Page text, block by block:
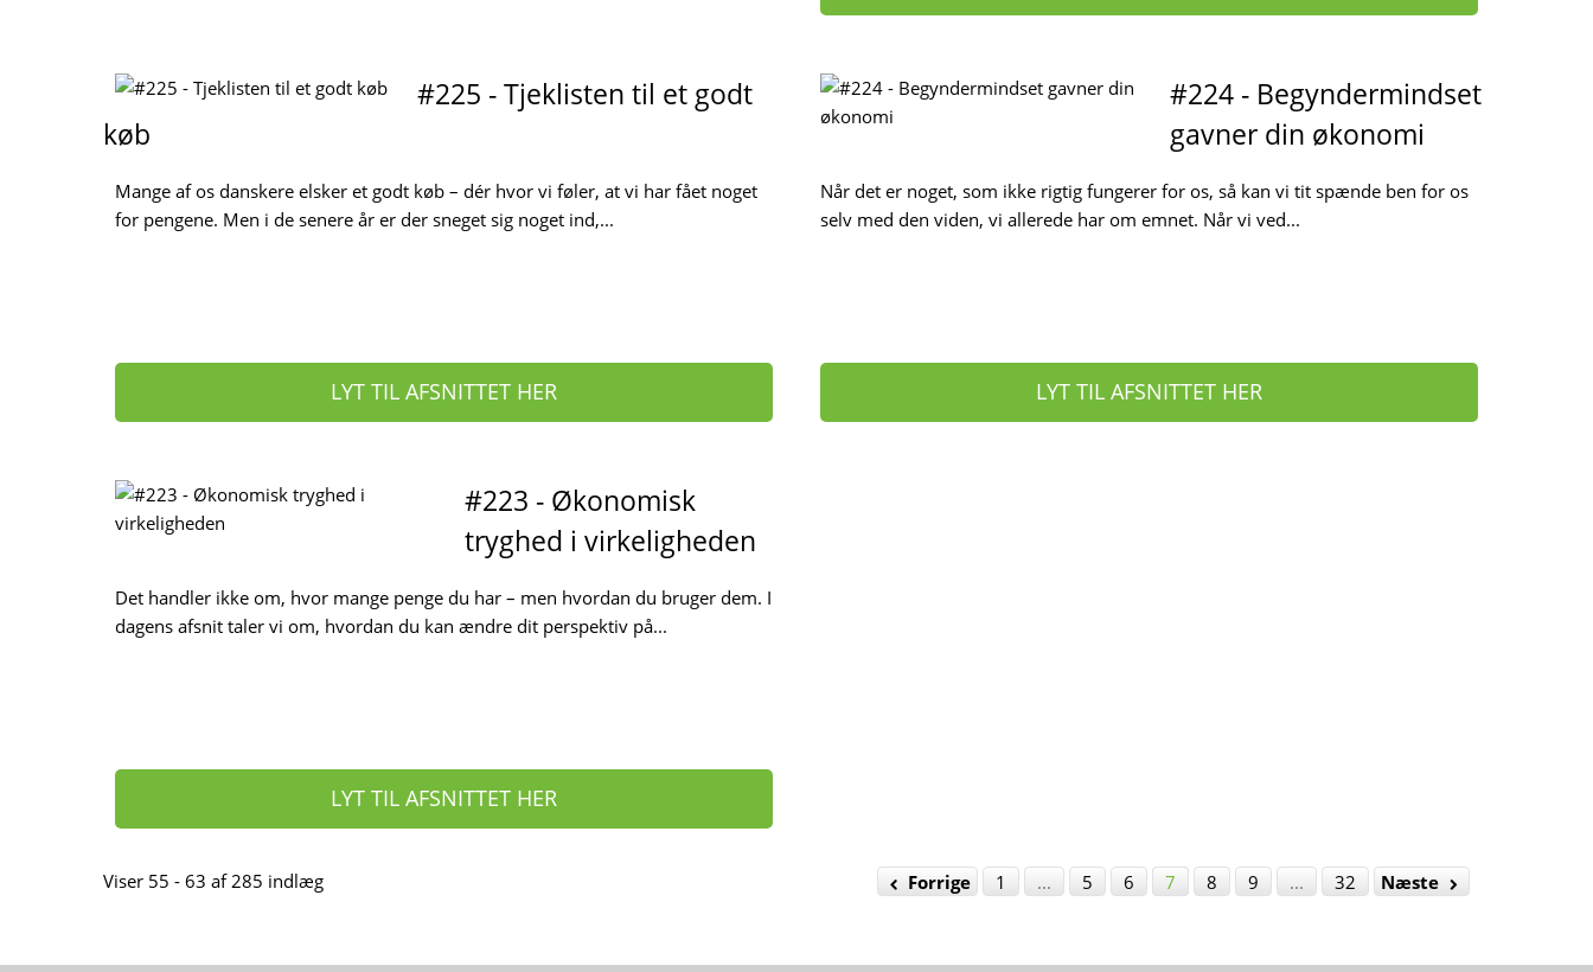
#225 - Tjeklisten til et godt
køb
Mange af os danskere elsker et godt køb – dér hvor vi føler, at vi har fået noget
for pengene. Men i de senere år er der sneget sig noget ind,...
LYT TIL AFSNITTET HER
#224 - Begyndermindset
gavner din økonomi
Når det er noget, som ikke rigtig fungerer for os, så kan vi tit spænde ben for os
selv med den viden, vi allerede har om emnet. Når vi ved...
LYT TIL AFSNITTET HER
#223 - Økonomisk
tryghed i virkeligheden
Det handler ikke om, hvor mange penge du har – men hvordan du bruger dem. I
dagens afsnit taler vi om, hvordan du kan ændre dit perspektiv på...
LYT TIL AFSNITTET HER
Forrige 1 ... 5 6 7 8 9 ... 32 Næste
Viser 55 - 63 af 285 indlæg